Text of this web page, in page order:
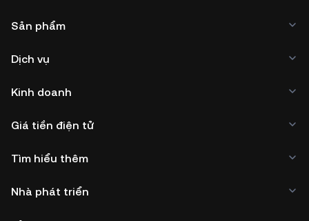
Sản phẩm
Dịch vụ
Kinh doanh
Giá tiền điện tử
Tìm hiểu thêm
Nhà phát triển